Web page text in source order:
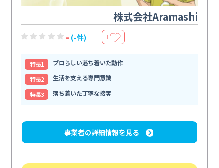
株式会社Aramashi
- (-件) ＋
特⻑1
プロらしい落ち着いた動作
特⻑2
生活を支える専門意識
特⻑3
落ち着いた丁寧な接客
事業者の詳細情報を見る